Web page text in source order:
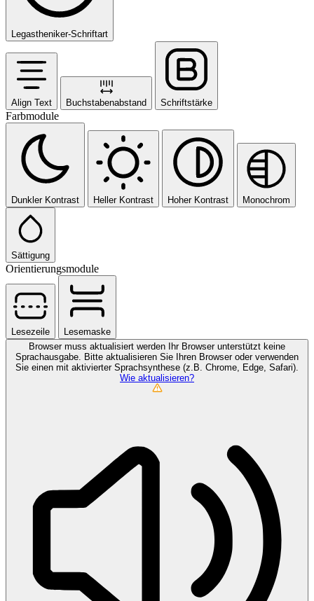
Legastheniker-Schriftart
Align Text Buchstabenabstand Schriftstärke
Farbmodule
Dunkler Kontrast Heller Kontrast Hoher Kontrast Monochrom
Sättigung
Orientierungsmodule
Lesezeile
Lesemaske
Browser muss aktualisiert werden
Ihr Browser unterstützt keine
Sprachausgabe. Bitte aktualisieren Sie Ihren Browser oder verwenden
Sie einen mit aktivierter Sprachsynthese (z.B. Chrome, Edge, Safari).
Wie aktualisieren?